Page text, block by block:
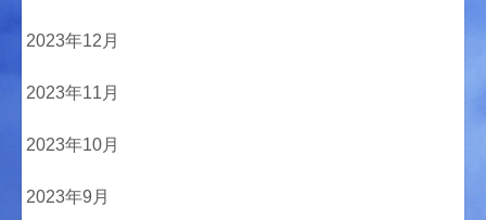
2023年12月
2023年11月
2023年10月
2023年9月